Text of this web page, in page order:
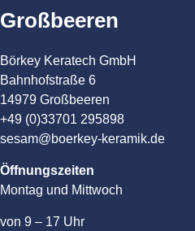
Großbeeren
Börkey Keratech GmbH
Bahnhofstraße 6
14979 Großbeeren
+49 (0)33701 295898
sesam@boerkey-keramik.de
Öffnungszeiten
Montag und Mittwoch
von 9 – 17 Uhr